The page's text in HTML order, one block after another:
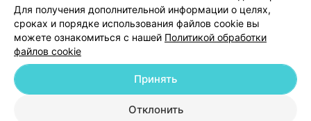
© 2026 ООО «Артокс Лаб», УНП 191700409
| 220012, Республика Беларусь,
Для получения дополнительной информации о целях,
сроках и порядке использования файлов cookie вы
можете ознакомиться с нашей Политикой обработки
файлов cookie
Отклонить
Принять